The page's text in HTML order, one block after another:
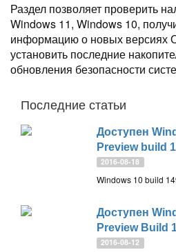
Раздел позволяет проверить
Windows 11, Windows 10,
информацию о новых версиях
установить последние
обновления безопасности
Последние статьи
Доступен
Preview build
2016-08-18
Доступен
Preview Build
2016-08-12